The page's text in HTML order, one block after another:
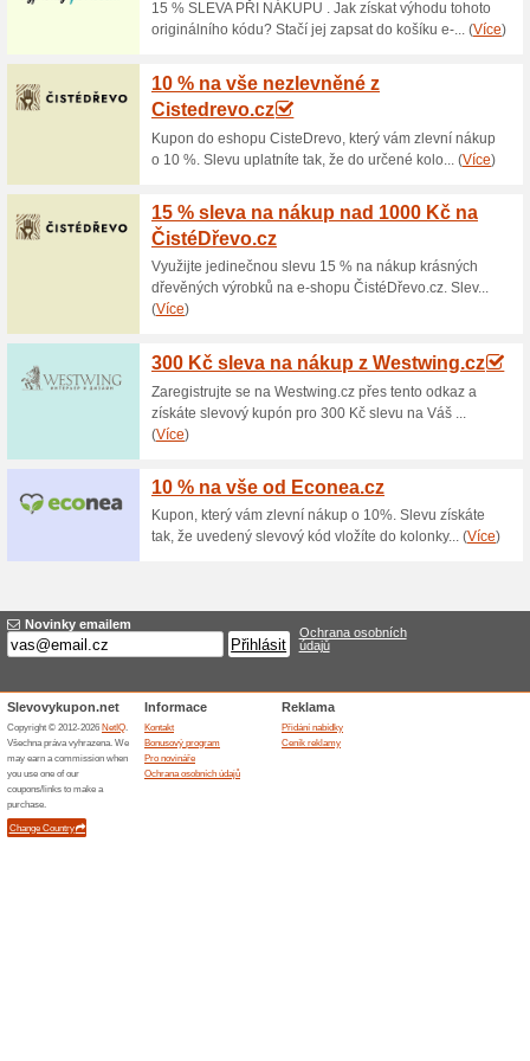
Aktuální slevy a
Vzorky vinylových
katalogu
100% fungovalo Zdarma
Získejte od Vinylove-
max. 3 ks (velikost cca. 30
dopravu do Zásilkovny
Doprava zdarma na
100% fungovalo